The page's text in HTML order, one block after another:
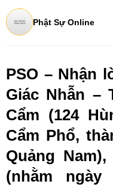
Phật Sự Online
PSO – Nhận
Giác Nhẫn –
Cẩm (124
Cẩm Phổ,
Quảng
(nhằm